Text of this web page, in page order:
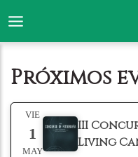
Próximos
VIE
1
MAY
III
Living